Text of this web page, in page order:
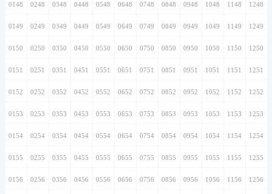
0148 0248 0348 0448 0548 0648 0748 0848 0948 1048 1148 1248
0149 0249 0349 0449 0549 0649 0749 0849 0949 1049 1149 1249
0150 0250 0350 0450 0550 0650 0750 0850 0950 1050 1150 1250
0151 0251 0351 0451 0551 0651 0751 0851 0951 1051 1151 1251
0152 0252 0352 0452 0552 0652 0752 0852 0952 1052 1152 1252
0153 0253 0353 0453 0553 0653 0753 0853 0953 1053 1153 1253
0154 0254 0354 0454 0554 0654 0754 0854 0954 1054 1154 1254
0155 0255 0355 0455 0555 0655 0755 0855 0955 1055 1155 1255
0156 0256 0356 0456 0556 0656 0756 0856 0956 1056 1156 1256